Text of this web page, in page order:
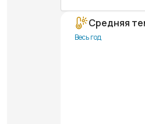
Средняя
Весь год